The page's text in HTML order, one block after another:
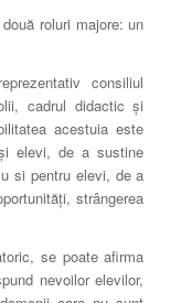
roluri majore: un
consiliul
cadrul didactic şi
acestuia este
elevi, de a sustine
si pentru elevi, de a
strângerea
se poate afirma
nevoilor elevilor,